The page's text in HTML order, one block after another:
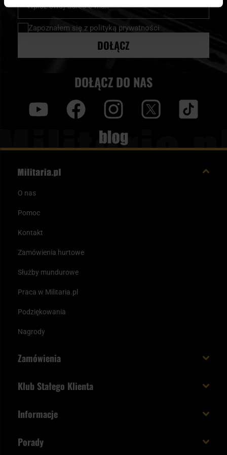
nasz
newsletter:
Zapoznałem się z polityką prywatności
DOŁĄCZ
DOŁĄCZ DO NAS
Blog
O nas
Pomoc
Kontakt
Zamówienia hurtowe
Służby mundurowe
Praca w Militaria.pl
Podziękowania
Nagrody
Zamówienia
Paczka w weekend
Status zamówienia
Klub Stałego Klienta
Unboxing Militaria.pl
Informacje
Porady